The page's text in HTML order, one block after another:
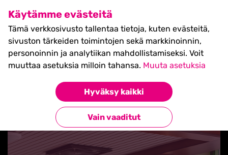
Käytämme evästeitä
Tämä verkkosivusto tallentaa tietoja, kuten evästeitä,
sivuston tärkeiden toimintojen sekä markkinoinnin,
personoinnin ja analytiikan mahdollistamiseksi. Voit
muuttaa asetuksia milloin tahansa. Muuta asetuksia
Hyväksy kaikki
Vain vaaditut
SHIFT Business Festival
27.5.2027, Turku - liput
myynnissä nyt! >>
Takaisin uutisiin